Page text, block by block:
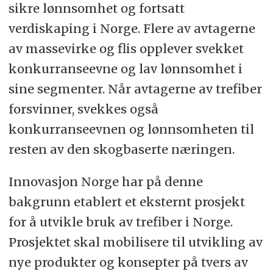
sikre lønnsomhet og fortsatt
verdiskaping i Norge. Flere av avtagerne
av massevirke og flis opplever svekket
konkurranseevne og lav lønnsomhet i
sine segmenter. Når avtagerne av trefiber
forsvinner, svekkes også
konkurranseevnen og lønnsomheten til
resten av den skogbaserte næringen.
Innovasjon Norge har på denne
bakgrunn etablert et eksternt prosjekt
for å utvikle bruk av trefiber i Norge.
Prosjektet skal mobilisere til utvikling av
nye produkter og konsepter på tvers av